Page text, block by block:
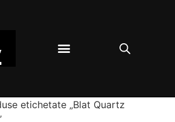
etichetate „Blat Quartz